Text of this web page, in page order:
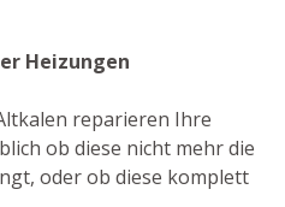
Heizungen
reparieren Ihre
ob diese nicht mehr die
oder ob diese komplett